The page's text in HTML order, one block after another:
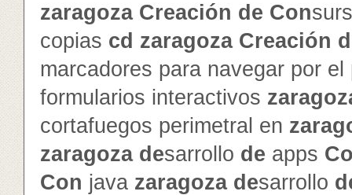
zaragoza Creación de Con
copias cd zaragoza Creación
marcadores para navegar por
formularios interactivos
cortafuegos perimetral en
zaragoza desarrollo de apps
Con java zaragoza desarrollo